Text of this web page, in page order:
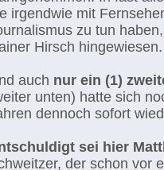
irgendwie mit
zu tun
Hirsch hingewiesen.
auch nur ein (1)
unten) hatte sich
dennoch sofort
sei hier
der schon vor